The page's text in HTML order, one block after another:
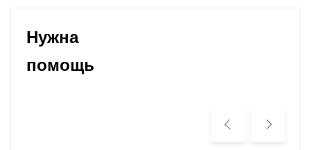
Нужна
помощь